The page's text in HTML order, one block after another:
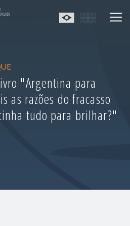
"Argentina para
as razões do fracasso
tudo para brilhar?"